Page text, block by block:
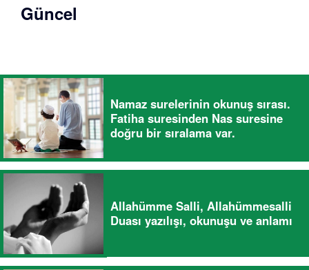
Güncel
Namaz surelerinin okunuş sırası.
Fatiha suresinden Nas suresine
doğru bir sıralama var.
Allahümme Salli, Allahümmesalli
Duası yazılışı, okunuşu ve anlamı